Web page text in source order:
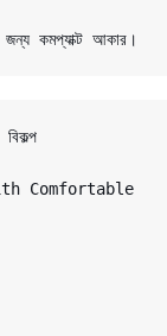
জন্য কমপ্যাক্ট আকার।